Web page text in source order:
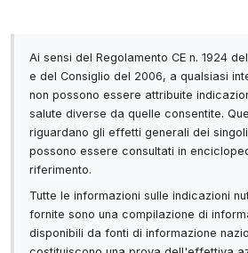
Ai sensi del Regolamento CE n. 1924
e del Consiglio del 2006, a qualsiasi
non possono essere attribuite
salute diverse da quelle consentite.
riguardano gli effetti generali dei
possono essere consultati in
riferimento.
Tutte le informazioni sulle indicazioni
fornite sono una compilazione di
disponibili da fonti di informazione